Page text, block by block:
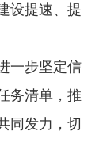
设提速、提
一步坚定信
务清单，推
同发力，切